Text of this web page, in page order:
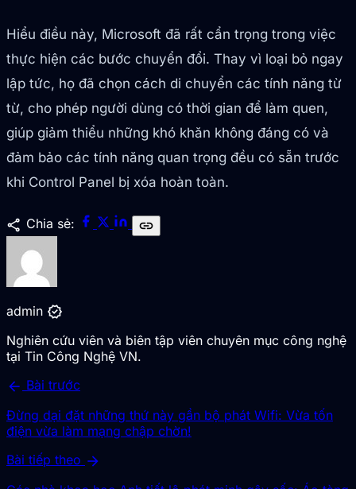
Hiểu điều này, Microsoft đã rất cẩn trọng trong việc
thực hiện các bước chuyển đổi. Thay vì loại bỏ ngay
lập tức, họ đã chọn cách di chuyển các tính năng từ
từ, cho phép người dùng có thời gian để làm quen,
giúp giảm thiểu những khó khăn không đáng có và
đảm bảo các tính năng quan trọng đều có sẵn trước
khi Control Panel bị xóa hoàn toàn.
share Chia sẻ: link
admin verified
Nghiên cứu viên và biên tập viên chuyên mục công nghệ
tại Tin Công Nghệ VN.
arrow_back Bài trước
Đừng dại đặt những thứ này gần bộ phát Wifi: Vừa tốn
điện vừa làm mạng chập chờn!
Bài tiếp theo arrow_forward